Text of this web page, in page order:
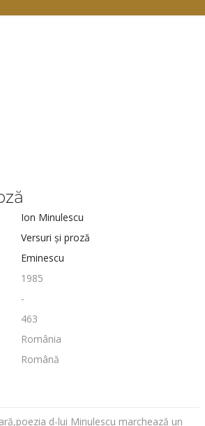
Ion Minulescu
Versuri și proză
Eminescu
1985
-
463
România
Română
d-lui Minulescu marchează un